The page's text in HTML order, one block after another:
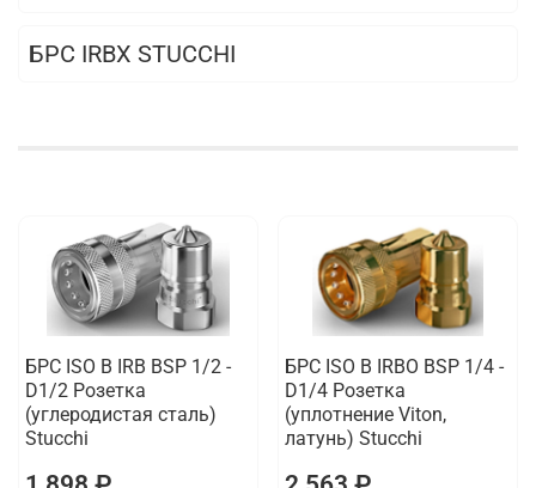
БРС IRBX STUCCHI
БРС ISO B IRB BSP 1/2 -
D1/2 Розетка
(углеродистая сталь)
Stucchi
БРС ISO B IRBO BSP 1/4 -
D1/4 Розетка
(уплотнение Viton,
латунь) Stucchi